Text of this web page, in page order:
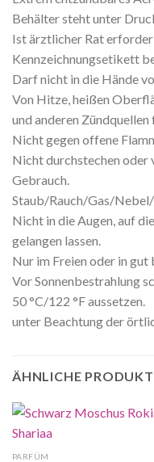
Behälter steht unter
Ist ärztlicher Rat
Kennzeichnungsetikett
Darf nicht in die Hände
Von Hitze, heißen
und anderen
Nicht gegen offene
Nicht durchstechen oder
Gebrauch.
Staub/Rauch/Gas/
Nicht in die Augen, auf
gelangen lassen.
Nur im Freien oder in gut
Vor Sonnenbestrahlung
50 °C/122 °F aussetzen.
unter Beachtung der
ÄHNLICHE
PARFÜM